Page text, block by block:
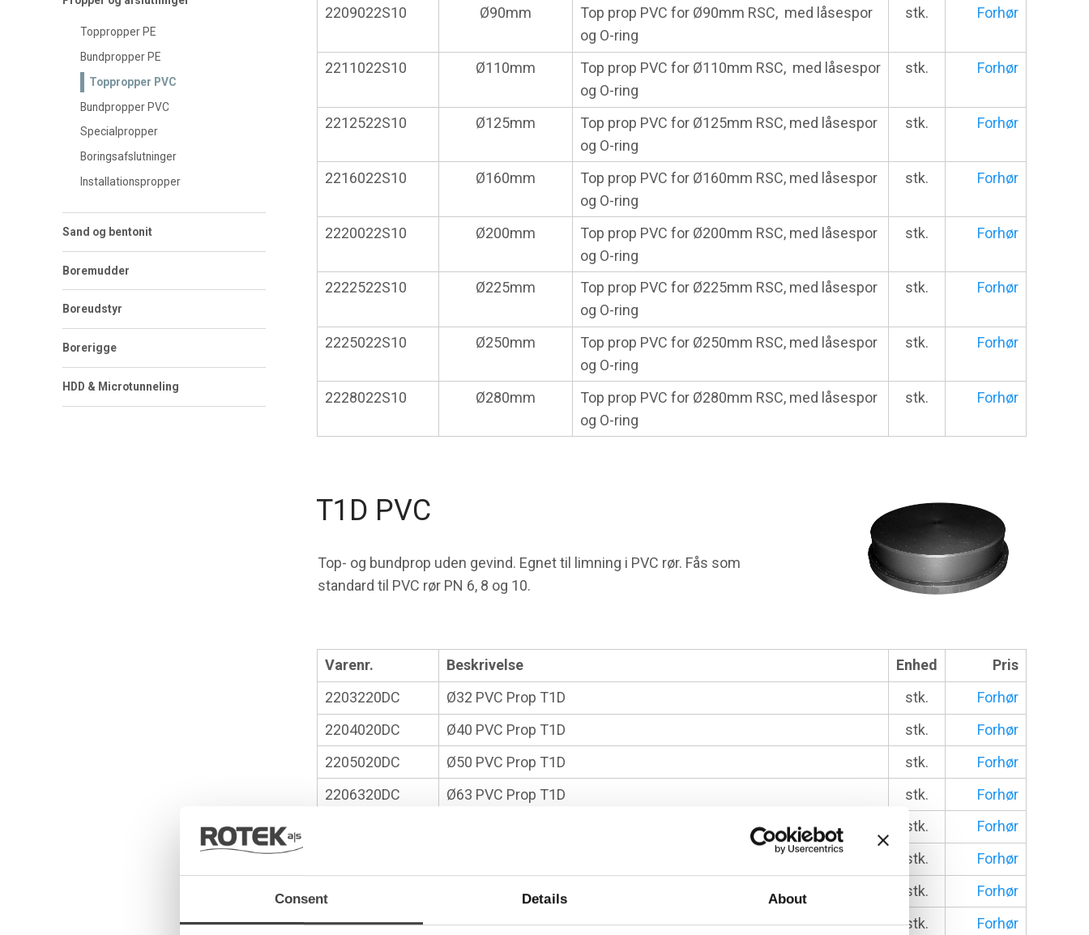
Consent Details About
Toppropper PE
Bundpropper PE
Toppropper PVC
Bundpropper PVC
Specialpropper
Boringsafslutninger
Installationspropper
Sand og bentonit
Boremudder
Boreudstyr
Borerigge
HDD & Microtunneling
2209022S10
Ø90mm
Top prop PVC for Ø90mm RSC, med låsespor
og O-ring
stk. Forhør
2211022S10 Ø110mm
Top prop PVC for Ø110mm RSC, med låsespor
og O-ring
stk. Forhør
2212522S10 Ø125mm
Top prop PVC for Ø125mm RSC, med låsespor
og O-ring
stk. Forhør
2216022S10 Ø160mm
Top prop PVC for Ø160mm RSC, med låsespor
og O-ring
stk. Forhør
2220022S10 Ø200mm
Top prop PVC for Ø200mm RSC, med låsespor
og O-ring
stk. Forhør
2222522S10 Ø225mm
Top prop PVC for Ø225mm RSC, med låsespor
og O-ring
stk. Forhør
2225022S10 Ø250mm
Top prop PVC for Ø250mm RSC, med låsespor
og O-ring
stk. Forhør
2228022S10 Ø280mm
Top prop PVC for Ø280mm RSC, med låsespor
og O-ring
stk. Forhør
T1D PVC
Top- og bundprop uden gevind. Egnet til limning i PVC rør. Fås som
standard til PVC rør PN 6, 8 og 10.
Varenr. Beskrivelse Enhed
Pris
2203220DC
Ø32 PVC Prop T1D stk.
Forhør
2204020DC
Ø40 PVC Prop T1D stk.
Forhør
2205020DC
Ø50 PVC Prop T1D stk.
Forhør
2206320DC
Ø63 PVC Prop T1D stk.
Forhør
stk.
Forhør
stk.
Forhør
2211020DC
Ø110 PVC Prop T1D stk.
Forhør
2212520DC
Ø125 PVC Prop T1D stk.
Forhør